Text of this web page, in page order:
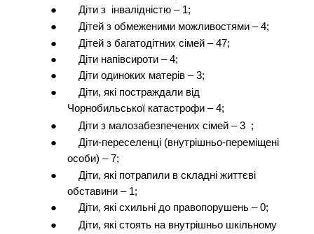
●
Діти з інвалідністю – 1;
●
Дітей з обмеженими можливостями – 4;
●
Дітей з багатодітних сімей – 47;
●
Діти напівсироти – 4;
●
Діти одиноких матерів – 3;
●
Діти, які постраждали від
Чорнобильської катастрофи – 4;
●
Діти з малозабезпечених сімей – 3 ;
●
Діти-переселенці (внутрішньо-переміщені
особи) – 7;
●
Діти, які потрапили в складні життєві
обставини – 1;
●
Діти, які схильні до правопорушень – 0;
●
Діти, які стоять на внутрішньо шкільному